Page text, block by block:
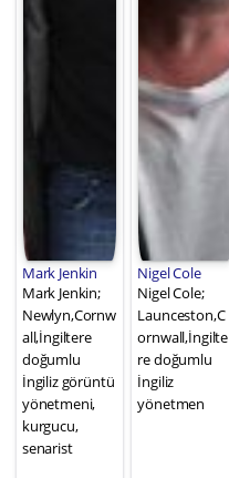
Mark Jenkin
Mark Jenkin;
Newlyn,Cornw
all,İngiltere
doğumlu
İngiliz görüntü
yönetmeni,
kurgucu,
senarist
Nigel Cole
Nigel Cole;
Launceston,C
ornwall,İngilte
re doğumlu
İngiliz
yönetmen